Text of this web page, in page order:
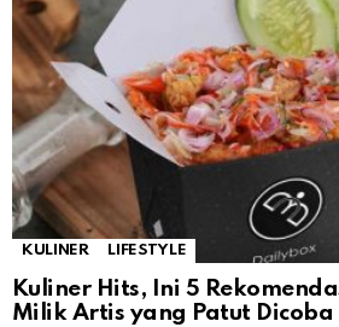
KULINER LIFESTYLE
Kuliner Hits, Ini 5
Milik Artis yang Patut Dicoba